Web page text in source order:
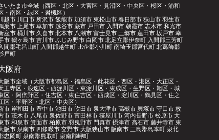
いたま市全域（西区・北区・大宮区・見沼区・中央区・桜区・浦和
・南区・緑区・岩槻区）
越市 川口市 所沢市 飯能市 加須市 東松山市 春日部市 狭山市 羽生市
巣市 上尾市 草加市 越谷市 蕨市 戸田市 入間市 朝霞市 志木市 和光市
座市 桶川市 久喜市 北本市 八潮市 富士見市 三郷市 蓮田市 坂戸市 幸
市 鶴ヶ島市 吉川市 ふじみ野市 白岡市 北足立郡伊奈町 入間郡三芳町
間郡毛呂山町 入間郡越生町 比企郡小川町 南埼玉郡宮代町 北葛飾郡
戸町
阪府
阪市全域（大阪市都島区・福島区・此花区・西区・港区・大正区・
王寺区・浪速区・西淀川区・東淀川区・東成区・生野区・旭区・城
区・阿倍野区・住吉区・東住吉区・西成区・淀川区・鶴見区・住之
区・平野区・北区・中央区）
市 岸和田市 豊中市 池田市 吹田市 泉大津市 高槻市 貝塚市 守口市 枚
市 茨木市 八尾市 泉佐野市 富田林市 寝屋川市 河内長野市 松原市 大
市 和泉市 箕面市 柏原市 羽曳野市 門真市 摂津市 高石市 藤井寺市 東
阪市 泉南市 四條畷市 交野市 大阪狭山市 阪南市 三島郡島本町 泉北
忠岡町 泉南郡熊取町 泉南郡岬町